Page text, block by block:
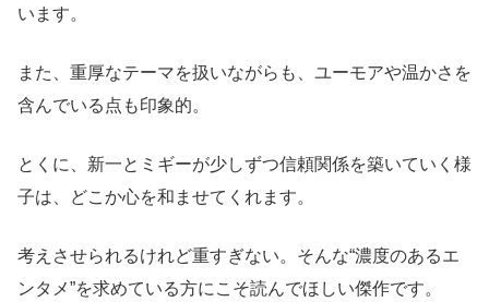
います。
また、重厚なテーマを扱いながらも、ユーモアや温かさを
含んでいる点も印象的。
とくに、新一とミギーが少しずつ信頼関係を築いていく様
子は、どこか心を和ませてくれます。
考えさせられるけれど重すぎない。そんな“濃度のあるエ
ンタメ”を求めている方にこそ読んでほしい傑作です。